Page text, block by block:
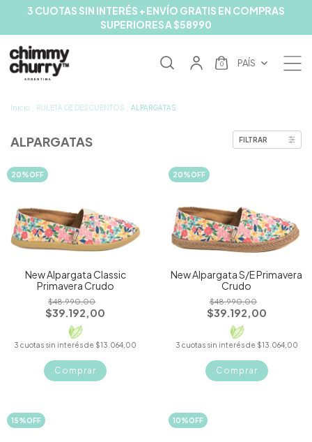
3 CUOTAS SIN INTERÉS + ENVÍO GRATIS EN COMPRAS
SUPERIORES A $58990
0 PAÍS
Inicio RULETA DE DESCUENTOS ALPARGATAS
ALPARGATAS FILTRAR
20%OFF
New Alpargata Classic
Primavera Crudo
$48.990,00
$39.192,00
3 cuotas sin interés de $13.064,00
Comprar
20%OFF
New Alpargata S/E Primavera
Crudo
$48.990,00
$39.192,00
3 cuotas sin interés de $13.064,00
Comprar
15%OFF 10%OFF